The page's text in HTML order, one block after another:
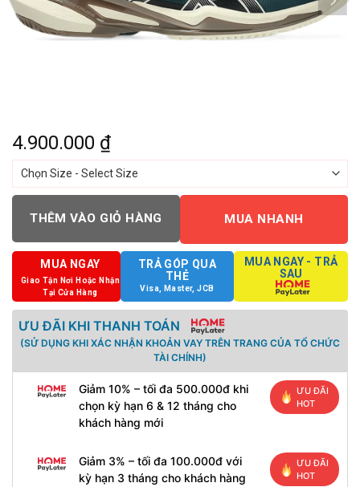
4.900.000 ₫
THÊM VÀO GIỎ HÀNG MUA NHANH
MUA NGAY
Giao Tận Nơi Hoặc Nhận
Tại Cửa Hàng
TRẢ GÓP QUA
THẺ
Visa, Master, JCB
MUA NGAY - TRẢ
SAU
ƯU ĐÃI KHI THANH TOÁN
(SỬ DỤNG KHI XÁC NHẬN KHOẢN VAY TRÊN TRANG CỦA TỔ CHỨC
TÀI CHÍNH)
Giảm 10% – tối đa 500.000đ khi
chọn kỳ hạn 6 & 12 tháng cho
khách hàng mới
ƯU ĐÃI
HOT
Giảm 3% – tối đa 100.000đ với
kỳ hạn 3 tháng cho khách hàng
ƯU ĐÃI
HOT